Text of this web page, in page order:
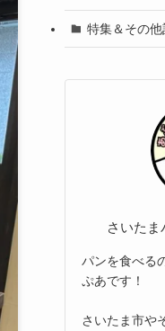
特集＆その他
さいた
パンを食べる
ぷあです！
さいたま市や